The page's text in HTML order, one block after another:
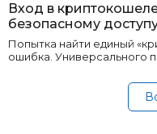
Вход в
безопасному
Попытка найти единый
ошибка. Универсального